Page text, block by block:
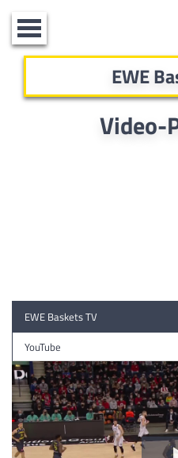
Toggle
navigation
EWE
Video-
EWE Baskets TV
YouTube